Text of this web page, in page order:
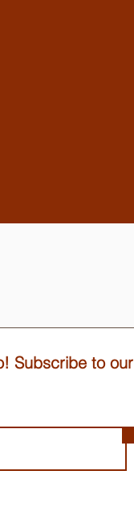
Subscribe to our